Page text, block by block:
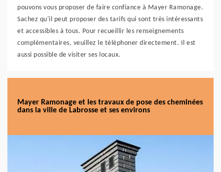
pouvons vous proposer de faire confiance à Mayer Ramonage.
Sachez qu'il peut proposer des tarifs qui sont très intéressants
et accessibles à tous. Pour recueillir les renseignements
complémentaires, veuillez le téléphoner directement. Il est
aussi possible de visiter ses locaux.
Mayer Ramonage et les travaux de pose des cheminées
dans la ville de Labrosse et ses environs